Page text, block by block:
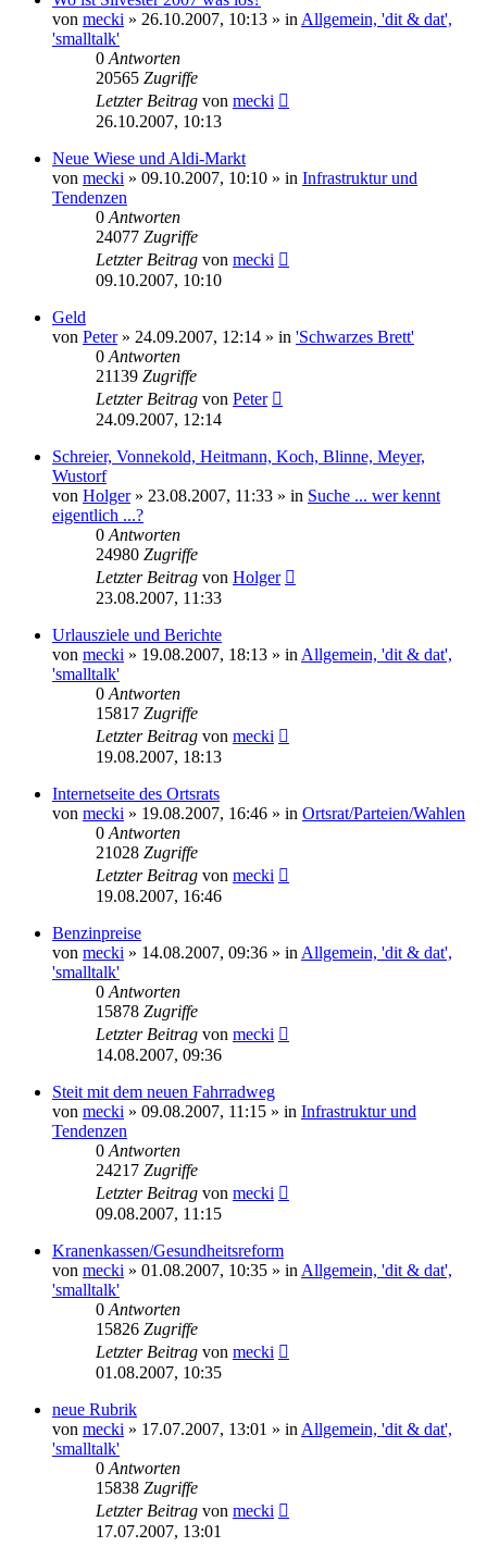
von mecki » 26.10.2007, 10:13 » in Allgemein, 'dit & dat',
'smalltalk'
0 Antworten
20565 Zugriffe
Letzter Beitrag von mecki
26.10.2007, 10:13
Neue Wiese und Aldi-Markt
von mecki » 09.10.2007, 10:10 » in Infrastruktur und
Tendenzen
0 Antworten
24077 Zugriffe
Letzter Beitrag von mecki
09.10.2007, 10:10
Geld
von Peter» 24.09.2007, 12:14 » in 'Schwarzes Brett'
0 Antworten
21139 Zugriffe
Letzter Beitrag von Peter
24.09.2007, 12:14
Schreier, Vonnekold, Heitmann, Koch, Blinne, Meyer,
Wustorf
von Holger» 23.08.2007, 11:33 » in Suche ... wer kennt
eigentlich ...?
0 Antworten
24980 Zugriffe
Letzter Beitrag von Holger
23.08.2007, 11:33
Urlausziele und Berichte
von mecki » 19.08.2007, 18:13 » in Allgemein, 'dit & dat',
'smalltalk'
0 Antworten
15817 Zugriffe
Letzter Beitrag von mecki
19.08.2007, 18:13
Internetseite des Ortsrats
von mecki » 19.08.2007, 16:46 » in Ortsrat/Parteien/Wahlen
0 Antworten
21028 Zugriffe
Letzter Beitrag von mecki
19.08.2007, 16:46
Benzinpreise
von mecki » 14.08.2007, 09:36 » in Allgemein, 'dit & dat',
'smalltalk'
0 Antworten
15878 Zugriffe
Letzter Beitrag von mecki
14.08.2007, 09:36
Steit mit dem neuen Fahrradweg
von mecki » 09.08.2007, 11:15 » in Infrastruktur und
Tendenzen
0 Antworten
24217 Zugriffe
Letzter Beitrag von mecki
09.08.2007, 11:15
Kranenkassen/Gesundheitsreform
von mecki » 01.08.2007, 10:35 » in Allgemein, 'dit & dat',
'smalltalk'
0 Antworten
15826 Zugriffe
Letzter Beitrag von mecki
01.08.2007, 10:35
neue Rubrik
von mecki » 17.07.2007, 13:01 » in Allgemein, 'dit & dat',
'smalltalk'
0 Antworten
15838 Zugriffe
Letzter Beitrag von mecki
17.07.2007, 13:01